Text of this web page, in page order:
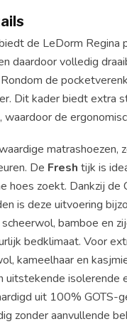
de LeDorm Regina
daardoor volledig
de
Dit kader biedt extra
de
De Fresh tijk is
hoes zoekt. Dankzij
is deze uitvoering
bamboe en
bedklimaat. Voor
kameelhaar en
isolerende
uit 100% GOTS-
zonder aanvullende